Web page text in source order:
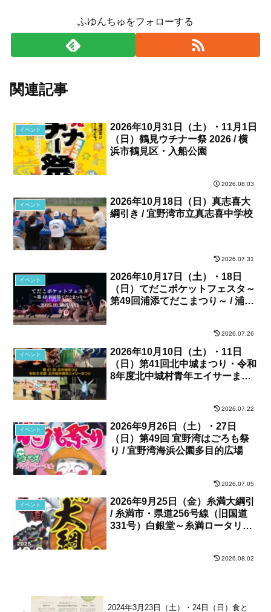
ふゆんちゅをフォローする
関連記事
イベント
2026年10月31日（土）・11月1日
（日）鶴見ウチナー祭 2026 / 横
浜市鶴見区・入船公園
2026.08.03
イベント
2026年10月18日（日）真志喜大
綱引き / 宜野湾市立真志喜中学校
2026.07.31
イベント
2026年10月17日（土）・18日
（日）てだこポケットフェスタ～
第49回浦添てだこまつり～ / 浦添
2026.07.26
イベント
2026年10月10日（土）・11日
（日）第41回北中城まつり・令和
8年度北中城村青年エイサーまつ
2026.07.22
イベント
2026年9月26日（土）・27日
（日）第49回 宜野湾はごろも祭
り / 宜野湾海浜公園多目的広場
2026.07.05
イベント
2026年9月25日（金）糸満大綱引
/ 糸満市・県道256号線（旧国道
331号）白銀堂～糸満ロータリー
2026.08.02
2024年3月23日（土）・24日（日）食と